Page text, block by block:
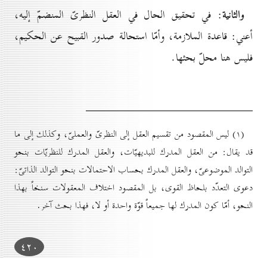
والثانية: في تحقيق الحال في العقل النظرىّ المنضمّ إليه،
أعني: قاعدة الملازمة، وأمّا استحالة صدور القبيح عن الحكيم،
فليس هنا محلّ بحثها.
(۱) ليس المقصود من تقسيم العقل إلى النظرىّ والعملىّ، وكذلك إلى ما
قد يقال: من العقل المدرك للبديهيّات، والعقل المدرك للنظريّات بنحو
التوالد الموضوعىّ، والعقل المدرك بحساب الاحتمالات بنحو التوالد الذاتىّ:
دعوى التعدّد بلحاظ القوى، بل المقصود اختلاف المعقولات سنخاً بهذا
النحو، أمّا كون المدرك لها جميعاً قوّة واحدة أو لا، فهذا بحث آخر.
٤۲٠